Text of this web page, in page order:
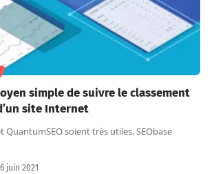
simple de suivre le classement
site Internet
QuantumSEO soient très utiles, SEObase
juin 2021